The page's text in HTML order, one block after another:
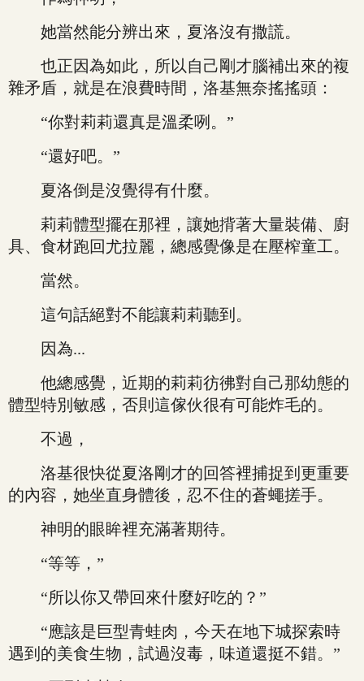
她當然能分辨出來，夏洛沒有撒謊。
也正因為如此，所以自己剛才腦補出來的複
雜矛盾，就是在浪費時間，洛基無奈搖搖頭：
“你對莉莉還真是溫柔咧。”
“還好吧。”
夏洛倒是沒覺得有什麼。
莉莉體型擺在那裡，讓她揹著大量裝備、廚
具、食材跑回尤拉麗，總感覺像是在壓榨童工。
當然。
這句話絕對不能讓莉莉聽到。
因為...
他總感覺，近期的莉莉彷彿對自己那幼態的
體型特別敏感，否則這傢伙很有可能炸毛的。
不過，
洛基很快從夏洛剛才的回答裡捕捉到更重要
的內容，她坐直身體後，忍不住的蒼蠅搓手。
神明的眼眸裡充滿著期待。
“等等，”
“所以你又帶回來什麼好吃的？”
“應該是巨型青蛙肉，今天在地下城探索時
遇到的美食生物，試過沒毒，味道還挺不錯。”